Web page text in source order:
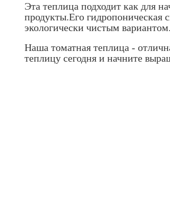
Эта теплица подходит как для
продукты.Его гидропоническая
экологически чистым вариантом.
Наша томатная теплица -
теплицу сегодня и начните